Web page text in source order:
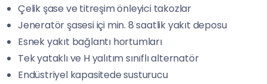
Çelik şase ve titreşim önleyici takozlar
Jeneratör şasesi içi min. 8 saatlik yakıt deposu
Esnek yakıt bağlantı hortumları
Tek yataklı ve H yalıtım sınıflı alternatör
Endüstriyel kapasitede susturucu